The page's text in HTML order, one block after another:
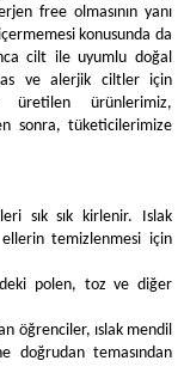
free olmasının yanı
konusunda da
cilt ile uyumlu doğal
ve alerjik ciltler için
üretilen ürünlerimiz,
sonra, tüketicilerimize
sık sık kirlenir. Islak
temizlenmesi için
polen, toz ve diğer
öğrenciler, ıslak mendil
doğrudan temasından